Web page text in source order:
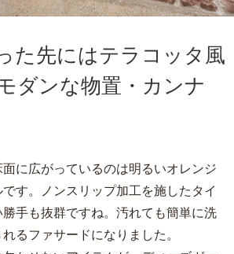
た先にはテラコッタ風
ダンな物置・カンナ
に広がっているのは明るいオレンジ
す。ノンスリップ加工を施したタイ
手も抜群ですね。汚れても簡単に洗
るファサードになりました。